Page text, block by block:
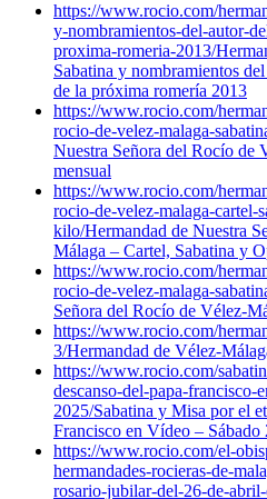
https://www.rocio.com/
y-nombramientos-del-autor-
proxima-romeria-2013/
Sabatina y nombramientos
de la próxima romería 2013
https://www.rocio.com/
rocio-de-velez-malaga-
Nuestra Señora del Rocío de
mensual
https://www.rocio.com/
rocio-de-velez-malaga-cartel-
kilo/Hermandad de Nuestra
Málaga – Cartel, Sabatina y
https://www.rocio.com/
rocio-de-velez-malaga-
Señora del Rocío de Vélez-
https://www.rocio.com/
3/Hermandad de Vélez-
https://www.rocio.com/
descanso-del-papa-francisco-
2025/Sabatina y Misa por el
Francisco en Vídeo – Sábado
https://www.rocio.com/el-
hermandades-rocieras-de-
rosario-jubilar-del-26-de-